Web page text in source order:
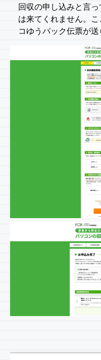
回収の申し込みと言
は来てくれません。
コゆうパック伝票が送